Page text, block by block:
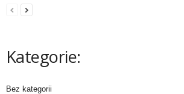
Kategorie:
Bez kategorii